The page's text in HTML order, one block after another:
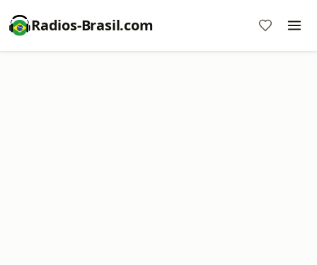
Radios-Brasil.com